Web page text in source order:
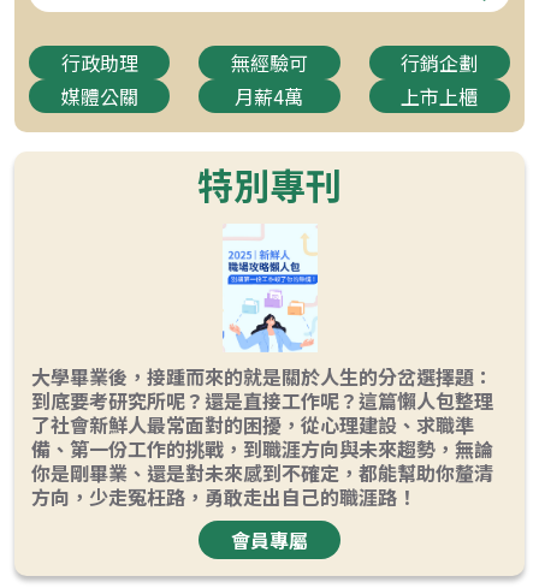
行政助理 無經驗可
行銷企劃
媒體公關
月薪4萬 上市上櫃
特別專刊
大學畢業後，接踵而來的就是關於人生的分岔選擇題：
到底要考研究所呢？還是直接工作呢？這篇懶人包整理
了社會新鮮人最常面對的困擾，從心理建設、求職準
備、第一份工作的挑戰，到職涯方向與未來趨勢，無論
你是剛畢業、還是對未來感到不確定，都能幫助你釐清
方向，少走冤枉路，勇敢走出自己的職涯路！
會員專屬